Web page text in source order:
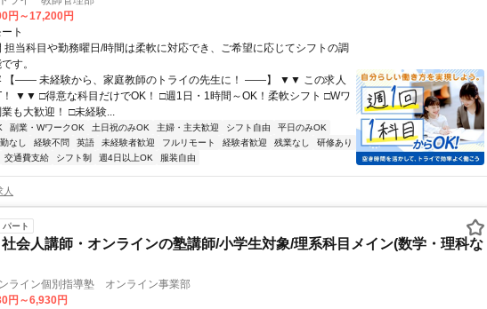
円～17,200円
ト
担当科目や勤務曜日/時間は柔軟に対応でき、ご希望に応じてシフトの調
す。
【―― 未経験から、家庭教師のトライの先生に！ ――】 ▼▼ この求人
！ ▼▼ □得意な科目だけでOK！ □週1日・1時間～OK！柔軟シフト □Wワ
も大歓迎！ □未経験...
副業・WワークOK 土日祝のみOK 主婦・主夫歓迎 シフト自由
平日のみOK
なし 経験不問 英語 未経験者歓迎 フルリモート 経験者歓迎 残業なし
研修あり
交通費支給 シフト制 週4日以上OK 服装自由
パート
社会人講師・オンラインの塾講師/小学生対象/理系科目メイン(数学・理科な
ライン個別指導塾 オンライン事業部
円～6,930円